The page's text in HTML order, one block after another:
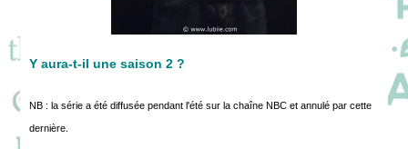
Y aura-t-il une saison 2 ?
NB : la série a été diffusée pendant l'été sur la chaîne NBC et annulé par cette
dernière.